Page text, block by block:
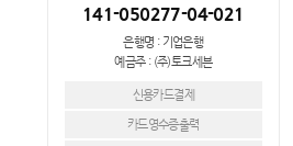
141-050277-04-021
은행명 : 기업은행
예금주 : (주)토크세븐
신용카드결제
카드영수증출력